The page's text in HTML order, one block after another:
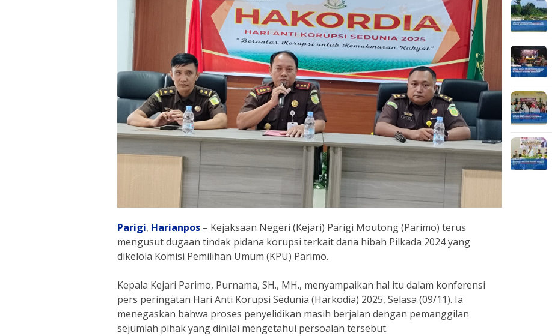
Parigi, Harianpos – Kejaksaan Negeri (Kejari) Parigi Moutong (Parimo) terus
mengusut dugaan tindak pidana korupsi terkait dana hibah Pilkada 2024 yang
dikelola Komisi Pemilihan Umum (KPU) Parimo.
Kepala Kejari Parimo, Purnama, SH., MH., menyampaikan hal itu dalam konferensi
pers peringatan Hari Anti Korupsi Sedunia (Harkodia) 2025, Selasa (09/11). Ia
menegaskan bahwa proses penyelidikan masih berjalan dengan pemanggilan
sejumlah pihak yang dinilai mengetahui persoalan tersebut.